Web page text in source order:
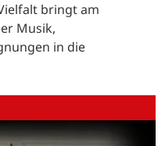
bringt am
Musik,
in die